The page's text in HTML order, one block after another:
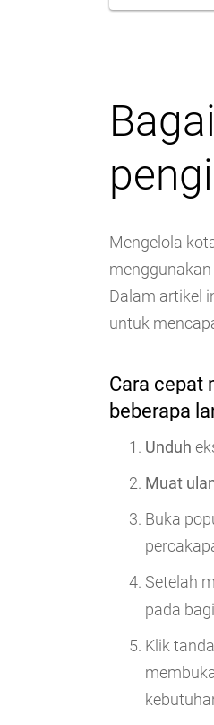
Mengelola
menggunakan
Dalam artikel
untuk
Cara cepat
beberapa
Unduh
Muat
Buka
Setelah
pada
Klik